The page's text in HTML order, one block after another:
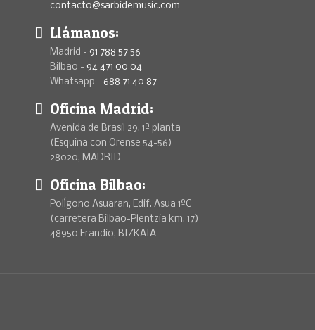
contacto@sarbidemusic.com
Llámanos:
Madrid - 91 788 57 56
Bilbao - 94 471 00 04
Whatsapp - 688 71 40 87
Oficina Madrid:
Avenida de Brasil 29, 1ª planta
(Esquina con Orense 54-56)
28020, MADRID
Oficina Bilbao:
Polígono Asuaran, Edif. Asua 1ºC
(carretera Bilbao-Plentzia km. 17)
48950 Erandio, BIZKAIA